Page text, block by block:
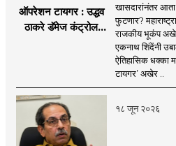
ऑपरेशन टायगर : उद्धव
ठाकरे डॅमेज कंट्रोल
शिंदेंकडे जाण्याच्या चर्चा
सुरू
खासदारांनंतर
फुटणार?
राजकीय भूकंप
एकनाथ शिंदेंनी
ऐतिहासिक धक्का
टायगर’ अखेर ..
१८ जून २०२६